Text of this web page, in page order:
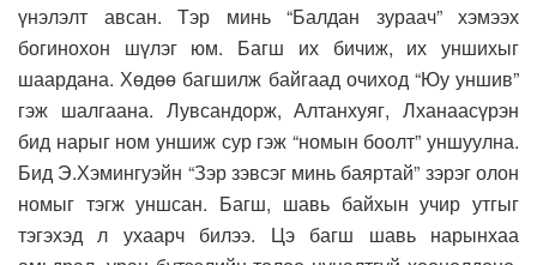
үнэлэлт авсан. Тэр минь “Балдан зураач” хэмээх
богинохон шүлэг юм. Багш их бичиж, их уншихыг
шаардана. Хөдөө багшилж байгаад очиход “Юу уншив”
гэж шалгаана. Лувсандорж, Алтанхуяг, Лханаасүрэн
бид нарыг ном уншиж сур гэж “номын боолт” уншуулна.
Бид Э.Хэмингуэйн “Зэр зэвсэг минь баяртай” зэрэг олон
номыг тэгж уншсан. Багш, шавь байхын учир утгыг
тэгэхэд л ухаарч билээ. Цэ багш шавь нарынхаа